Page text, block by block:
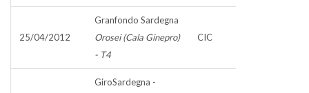
25/04/2012
Granfondo Sardegna
Orosei (Cala Ginepro)
- T4
CIC
GiroSardegna -